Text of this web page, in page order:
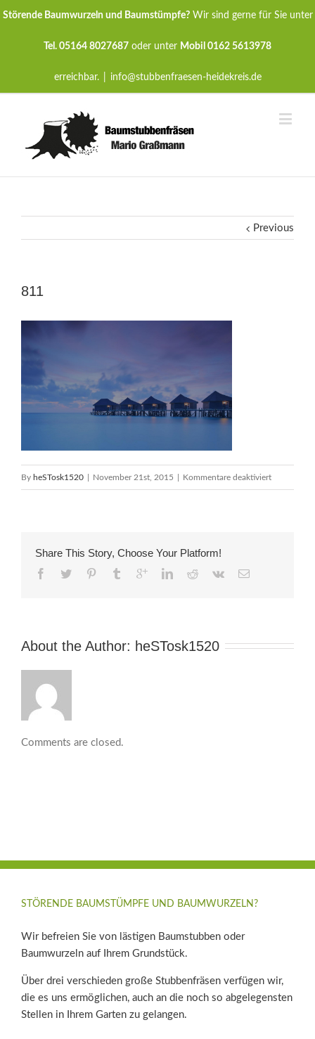
Störende Baumwurzeln und Baumstümpfe?Wir sind gerne für Sie unter
Tel. 05164 8027687 oder unter Mobil 0162 5613978
erreichbar. info@stubbenfraesen-heidekreis.de
Previous
811
By heSTosk1520 November 21st, 2015 Kommentare deaktiviertfür
Share This Story, Choose Your Platform!
About the Author: heSTosk1520
Comments are closed.
STÖRENDE BAUMSTÜMPFE UND BAUMWURZELN?
Wir befreien Sie von lästigen Baumstubben oder
Baumwurzeln auf Ihrem Grundstück.
Über drei verschieden große Stubbenfräsen verfügen wir,
die es uns ermöglichen, auch an die noch so abgelegensten
Stellen in Ihrem Garten zu gelangen.